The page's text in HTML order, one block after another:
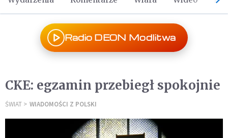
Radio DEON Modlitwa
CKE: egzamin przebiegł spokojnie
ŚWIAT WIADOMOŚCI Z POLSKI